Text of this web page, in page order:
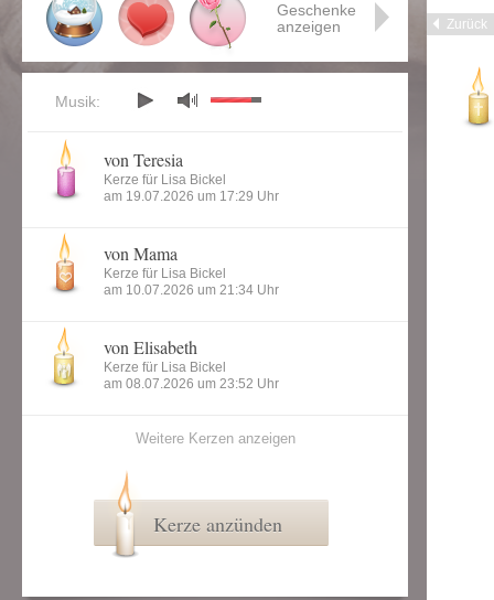
Zurück
Geschenke
anzeigen
Musik:
von Teresia
Kerze für Lisa Bickel
am 19.07.2026 um 17:29 Uhr
von Mama
Kerze für Lisa Bickel
am 10.07.2026 um 21:34 Uhr
von Elisabeth
Kerze für Lisa Bickel
am 08.07.2026 um 23:52 Uhr
Weitere Kerzen anzeigen
Kerze anzünden